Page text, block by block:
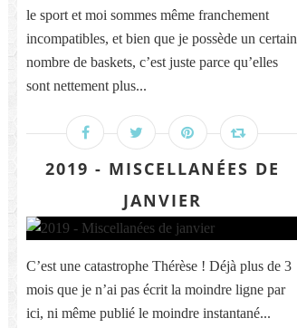
le sport et moi sommes même franchement
incompatibles, et bien que je possède un certain
nombre de baskets, c’est juste parce qu’elles
sont nettement plus...
2019 - MISCELLANÉES DE
JANVIER
C’est une catastrophe Thérèse ! Déjà plus de 3
mois que je n’ai pas écrit la moindre ligne par
ici, ni même publié le moindre instantané...